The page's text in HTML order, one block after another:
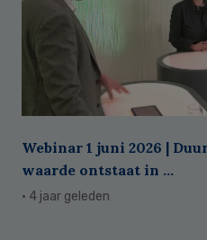
Webinar 1 juni 2026 |
waarde ontstaat in ...
· 4 jaar geleden